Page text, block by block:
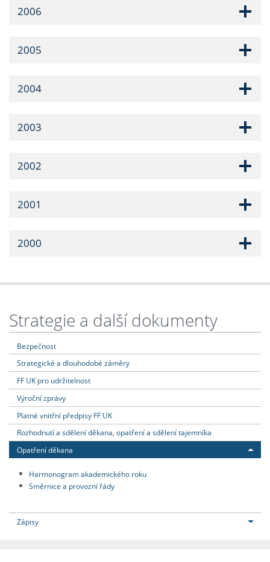
2006
2005
2004
2003
2002
2001
2000
Strategie a další dokumenty
Bezpečnost
Strategické a dlouhodobé záměry
FF UK pro udržitelnost
Výroční zprávy
Platné vnitřní předpisy FF UK
Rozhodnutí a sdělení děkana, opatření a sdělení tajemníka
Opatření děkana
Harmonogram akademického roku
Směrnice a provozní řády
Zápisy